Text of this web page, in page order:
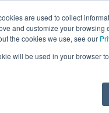
are used to collect
and customize your browsing
the cookies we use, see our
will be used in your browser